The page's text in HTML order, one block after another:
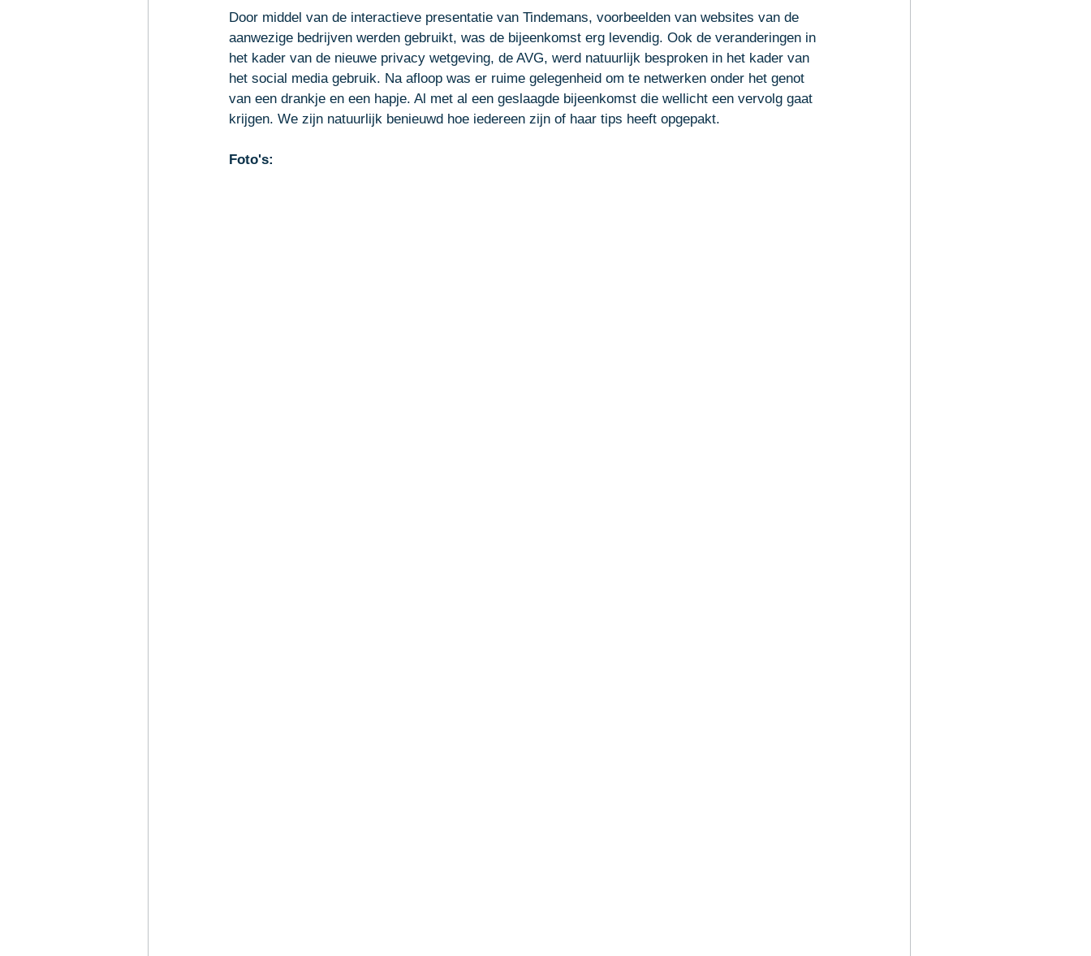
Door middel van de interactieve presentatie van Tindemans, voorbeelden van websites van de
aanwezige bedrijven werden gebruikt, was de bijeenkomst erg levendig. Ook de veranderingen in
het kader van de nieuwe privacy wetgeving, de AVG, werd natuurlijk besproken in het kader van
het social media gebruik. Na afloop was er ruime gelegenheid om te netwerken onder het genot
van een drankje en een hapje. Al met al een geslaagde bijeenkomst die wellicht een vervolg gaat
krijgen. We zijn natuurlijk benieuwd hoe iedereen zijn of haar tips heeft opgepakt.
Foto's: